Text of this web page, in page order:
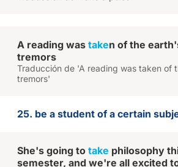
A reading was taken of the
tremors
Traducción de 'A reading was taken of
tremors'
25. be a student of a certain
She's going to take philosophy
semester, and we're all excited